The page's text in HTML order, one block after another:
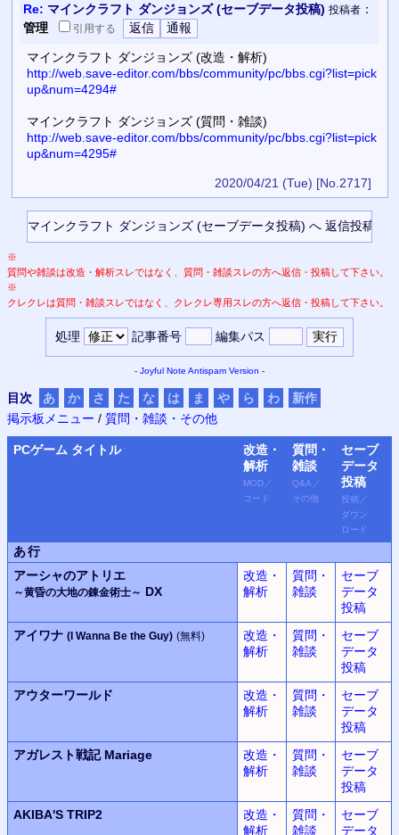
Re: マインクラフト ダンジョンズ (セーブデータ投稿) 投稿者：
管理
引用する
マインクラフト ダンジョンズ (改造・解析)
http://web.save-editor.com/bbs/community/pc/bbs.cgi?list=pick
up&num=4294#
マインクラフト ダンジョンズ (質問・雑談)
http://web.save-editor.com/bbs/community/pc/bbs.cgi?list=pick
up&num=4295#
2020/04/21 (Tue) [No.2717]
※
質問や雑談は改造・解析スレではなく、質問・雑談スレの方へ返信・投稿して下さい。
※
クレクレは質問・雑談スレではなく、クレクレ専用スレの方へ返信・投稿して下さい。
処理 記事番号 編集パス
- Joyful Note Antispam Version -
目次 あ か さ た な は ま や ら わ
新作
掲示板メニュー / 質問・雑談・その他
PCゲーム タイトル
改造・
解析
MOD ／
コード
質問・
雑談
Q&A ／
その他
セーブ
データ
投稿
投稿 ／
ダウン
ロード
あ行
アーシャのアトリエ
～黄昏の大地の錬金術士～ DX
改造・
解析
質問・
雑談
セーブ
データ
投稿
アイワナ (I Wanna Be the Guy) (無料)
改造・
解析
質問・
雑談
セーブ
データ
投稿
アウターワールド
改造・
解析
質問・
雑談
セーブ
データ
投稿
アガレスト戦記 Mariage
改造・
解析
質問・
雑談
セーブ
データ
投稿
AKIBA'S TRIP2
改造・
解析
質問・
雑談
セーブ
データ